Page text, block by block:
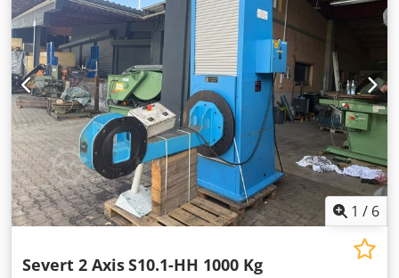
1 / 6
Severt 2 AxisS10.1-HH 1000 Kg